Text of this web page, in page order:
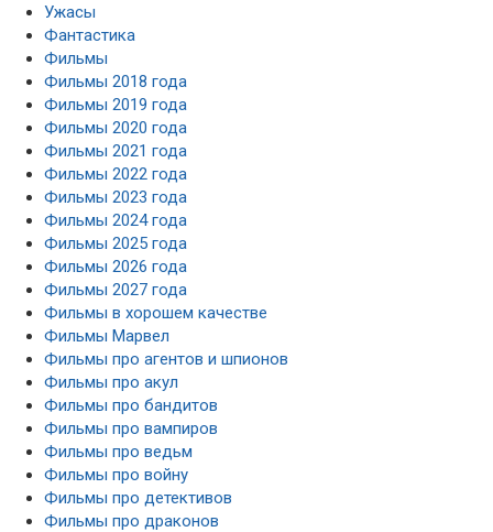
Ужасы
Фантастика
Фильмы
Фильмы 2018 года
Фильмы 2019 года
Фильмы 2020 года
Фильмы 2021 года
Фильмы 2022 года
Фильмы 2023 года
Фильмы 2024 года
Фильмы 2025 года
Фильмы 2026 года
Фильмы 2027 года
Фильмы в хорошем качестве
Фильмы Марвел
Фильмы про агентов и шпионов
Фильмы про акул
Фильмы про бандитов
Фильмы про вампиров
Фильмы про ведьм
Фильмы про войну
Фильмы про детективов
Фильмы про драконов